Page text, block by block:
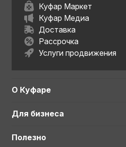
Куфар Маркет
Куфар Медиа
Доставка
Рассрочка
Услуги продвижения
О Куфаре
Для бизнеса
Полезно